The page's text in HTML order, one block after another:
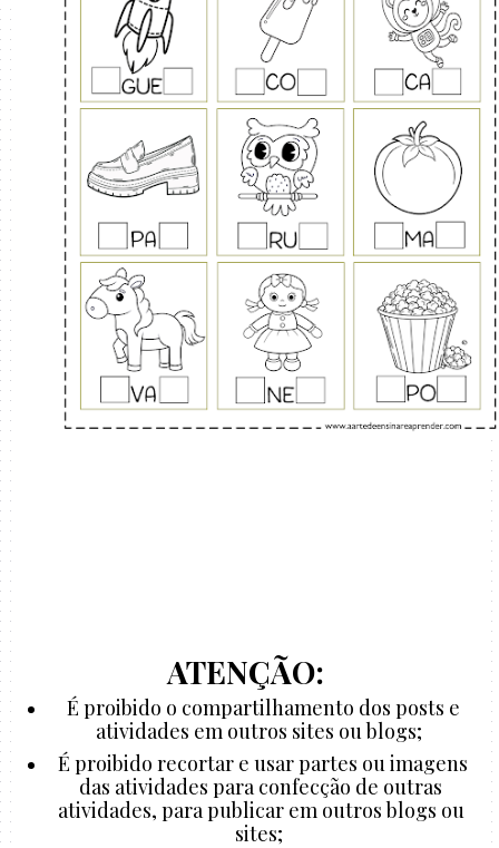
ATENÇÃO:
É proibido o compartilhamento dos posts e
atividades em outros sites ou blogs;
É proibido recortar e usar partes ou imagens
das atividades para confecção de outras
atividades, para publicar em outros blogs ou
sites;